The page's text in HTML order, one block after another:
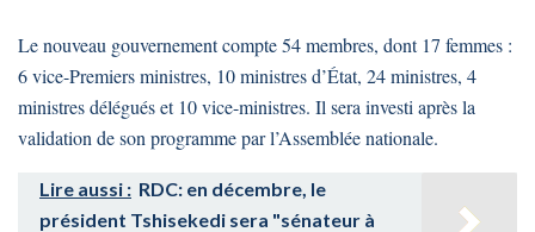
Le nouveau gouvernement compte 54 membres, dont 17 femmes :
6 vice-Premiers ministres, 10 ministres d’État, 24 ministres, 4
ministres délégués et 10 vice-ministres. Il sera investi après la
validation de son programme par l’Assemblée nationale.
Lire aussi : RDC: en décembre, le
président Tshisekedi sera "sénateur à